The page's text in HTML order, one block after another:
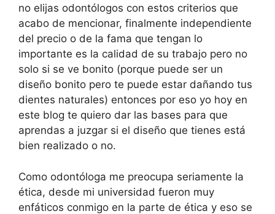
no elijas odontólogos con estos criterios que
acabo de mencionar, finalmente independiente
del precio o de la fama que tengan lo
importante es la calidad de su trabajo pero no
solo si se ve bonito (porque puede ser un
diseño bonito pero te puede estar dañando tus
dientes naturales) entonces por eso yo hoy en
este blog te quiero dar las bases para que
aprendas a juzgar si el diseño que tienes está
bien realizado o no.
Como odontóloga me preocupa seriamente la
ética, desde mi universidad fueron muy
enfáticos conmigo en la parte de ética y eso se